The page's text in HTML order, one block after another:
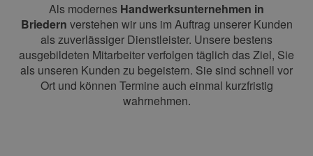
Als modernes Handwerksunternehmen in
Briedern verstehen wir uns im Auftrag unserer Kunden
als zuverlässiger Dienstleister. Unsere bestens
ausgebildeten Mitarbeiter verfolgen täglich das Ziel, Sie
als unseren Kunden zu begeistern. Sie sind schnell vor
Ort und können Termine auch einmal kurzfristig
wahrnehmen.